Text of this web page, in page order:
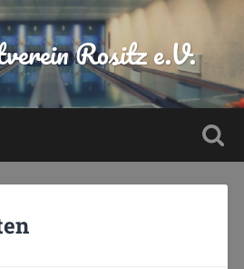
Rositz e.V.